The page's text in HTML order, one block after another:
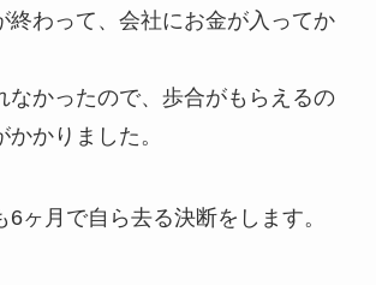
終わって、会社にお金が入ってか
なかったので、歩合がもらえるの
かりました。
ヶ月で自ら去る決断をします。